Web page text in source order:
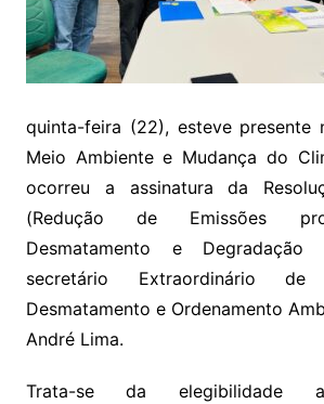
quinta-feira (22), esteve presente
Meio Ambiente e Mudança do
ocorreu a assinatura da
(Redução de Emissões
Desmatamento e Degradação
secretário Extraordinário
Desmatamento e Ordenamento
André Lima.
Trata-se da elegibilidade